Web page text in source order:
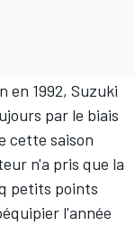
en 1992, Suzuki
par le biais
cette saison
n'a pris que la
petits points
l'année